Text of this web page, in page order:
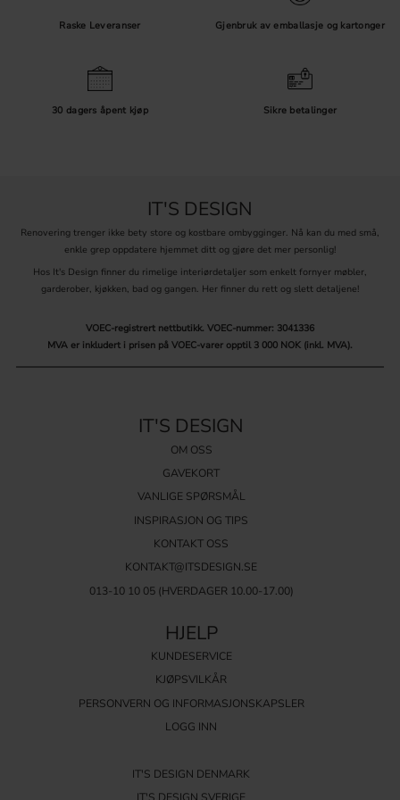
gjerne samme farge eller overflate for å få et helhetlig uttrykk.
Ved utskifting av eksisterende håndtak er hullavstanden spesielt
viktig. Kontroller også totalmål, dybde, materiale og
monteringsanvisning på den enkelte produktsiden. For knotter
Raske Leveranser Gjenbruk av emballasje og kartonger
30 dagers åpent kjøp Sikre betalinger
IT'S DESIGN
Renovering trenger ikke bety store og kostbare ombygginger. Nå kan du med små,
enkle grep oppdatere hjemmet ditt og gjøre det mer personlig!
Hos It's Design finner du rimelige interiørdetaljer som enkelt fornyer møbler,
garderober, kjøkken, bad og gangen. Her finner du rett og slett detaljene!
VOEC-registrert nettbutikk. VOEC-nummer: 3041336
MVA er inkludert i prisen på VOEC-varer opptil 3 000 NOK (inkl. MVA).
IT'S DESIGN
OM OSS
GAVEKORT
VANLIGE SPØRSMÅL
INSPIRASJON OG TIPS
KONTAKT OSS
KONTAKT@ITSDESIGN.SE
013-10 10 05(HVERDAGER 10.00-17.00)
HJELP
KUNDESERVICE
KJØPSVILKÅR
PERSONVERN OG INFORMASJONSKAPSLER
LOGG INN
IT'S DESIGN DENMARK